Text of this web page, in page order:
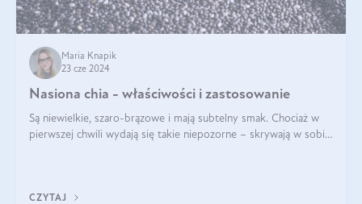
Maria Knapik
23 cze 2024
Nasiona chia - właściwości i zastosowanie
Są niewielkie, szaro-brązowe i mają subtelny smak. Chociaż w
pierwszej chwili wydają się takie niepozorne – skrywają w sobie
CZYTAJ